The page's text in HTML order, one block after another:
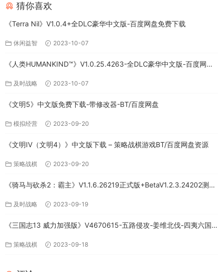
猜你喜欢
《Terra Nil》V1.0.4+全DLC豪华中文版-百度网盘免费下载
休闲益智 2023-10-07
《人类HUMANKIND™》V1.0.25.4263-全DLC豪华中文版-百度网盘
及时战略 2023-10-07
《文明5》中文版免费下载-带修改器-BT/百度网盘
模拟经营 2023-09-20
《文明IV（文明4）》中文版下载 – 策略战棋游戏BT/百度网盘资源
策略战棋 2023-09-20
《骑马与砍杀2：霸主》V1.1.6.26219正式版+BetaV1.2.3.24202测试
及时战略 2023-09-19
《三国志13 威力加强版》V4670615-五路侵攻-姜维北伐-四夷六国
策略战棋 2023-09-18